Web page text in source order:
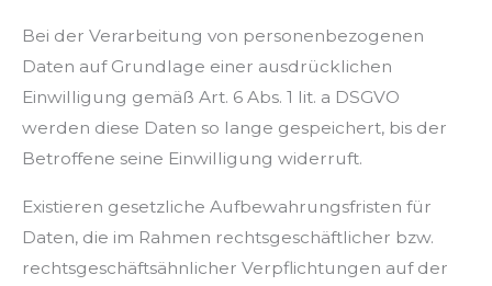
Bei der Verarbeitung von personenbezogenen
Daten auf Grundlage einer ausdrücklichen
Einwilligung gemäß Art. 6 Abs. 1 lit. a DSGVO
werden diese Daten so lange gespeichert, bis der
Betroffene seine Einwilligung widerruft.
Existieren gesetzliche Aufbewahrungsfristen für
Daten, die im Rahmen rechtsgeschäftlicher bzw.
rechtsgeschäftsähnlicher Verpflichtungen auf der